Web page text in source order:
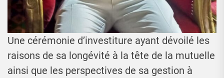
Une cérémonie d’investiture ayant dévoilé les
raisons de sa longévité à la tête de la mutuelle
ainsi que les perspectives de sa gestion à